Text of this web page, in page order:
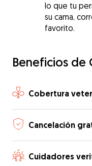
lo que tu
su cama,
favorito.
Beneficios de
Cobertura
Cancelación
Cuidadores